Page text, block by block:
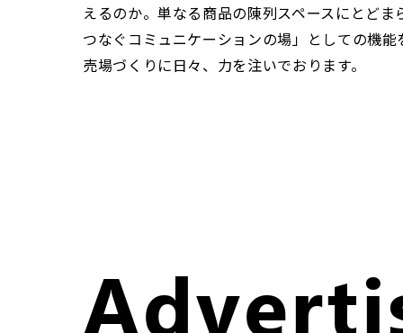
えるのか。単なる商品の陳列スペースにとど
つなぐコミュニケーションの場」としての機
売場づくりに日々、力を注いでおります。